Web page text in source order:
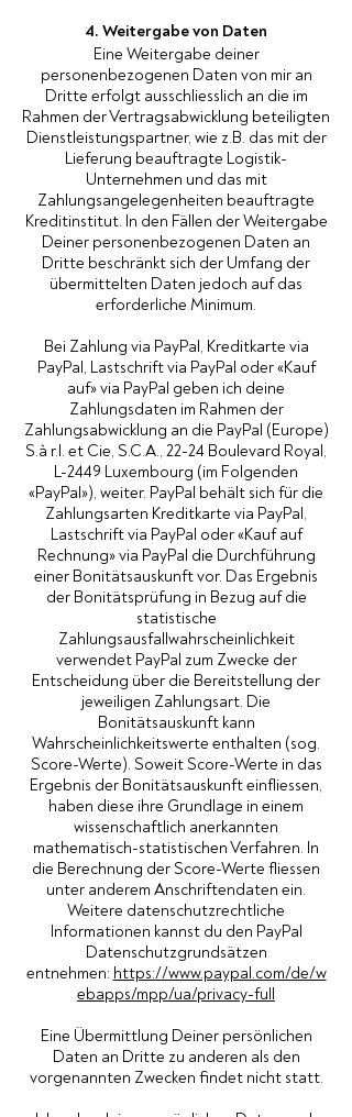
4. Weitergabe von Daten
Eine Weitergabe deiner
personenbezogenen Daten von mir an
Dritte erfolgt ausschliesslich an die im
Rahmen der Vertragsabwicklung beteiligten
Dienstleistungspartner, wie z.B. das mit der
Lieferung beauftragte Logistik-
Unternehmen und das mit
Zahlungsangelegenheiten beauftragte
Kreditinstitut. In den Fällen der Weitergabe
Deiner personenbezogenen Daten an
Dritte beschränkt sich der Umfang der
übermittelten Daten jedoch auf das
erforderliche Minimum.
Bei Zahlung via PayPal, Kreditkarte via
PayPal, Lastschrift via PayPal oder «Kauf
auf» via PayPal geben ich deine
Zahlungsdaten im Rahmen der
Zahlungsabwicklung an die PayPal (Europe)
S.à r.l. et Cie, S.C.A., 22-24 Boulevard Royal,
L-2449 Luxembourg (im Folgenden
«PayPal»), weiter. PayPal behält sich für die
Zahlungsarten Kreditkarte via PayPal,
Lastschrift via PayPal oder «Kauf auf
Rechnung» via PayPal die Durchführung
einer Bonitätsauskunft vor. Das Ergebnis
der Bonitätsprüfung in Bezug auf die
statistische
Zahlungsausfallwahrscheinlichkeit
verwendet PayPal zum Zwecke der
Entscheidung über die Bereitstellung der
jeweiligen Zahlungsart. Die
Bonitätsauskunft kann
Wahrscheinlichkeitswerte enthalten (sog.
Score-Werte). Soweit Score-Werte in das
Ergebnis der Bonitätsauskunft einfliessen,
haben diese ihre Grundlage in einem
wissenschaftlich anerkannten
mathematisch-statistischen Verfahren. In
die Berechnung der Score-Werte fliessen
unter anderem Anschriftendaten ein.
Weitere datenschutzrechtliche
Informationen kannst du den PayPal
Datenschutzgrundsätzen
entnehmen: https://www.paypal.com/de/w
ebapps/mpp/ua/privacy-full
Eine Übermittlung Deiner persönlichen
Daten an Dritte zu anderen als den
vorgenannten Zwecken findet nicht statt.